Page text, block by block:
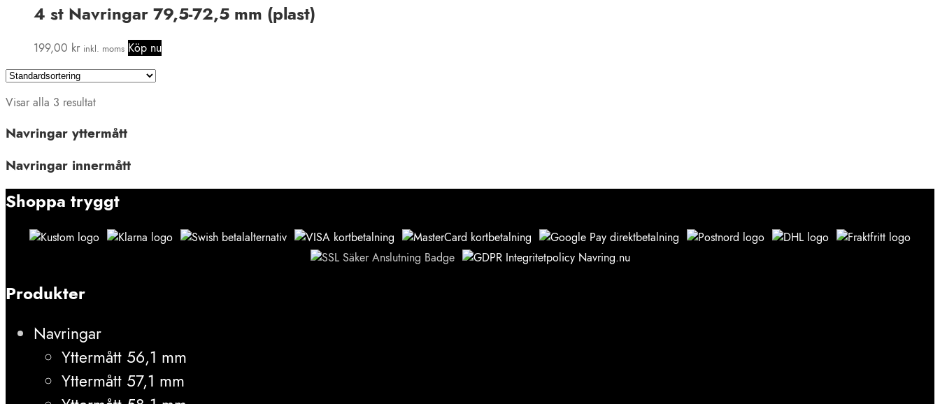
4 st Navringar 79,5-72,5 mm (plast)
199,00 kr inkl. moms Köp nu
Visar alla 3 resultat
Navringar yttermått
Navringar innermått
Shoppa tryggt
Produkter
Navringar
Yttermått 56,1 mm
Yttermått 57,1 mm